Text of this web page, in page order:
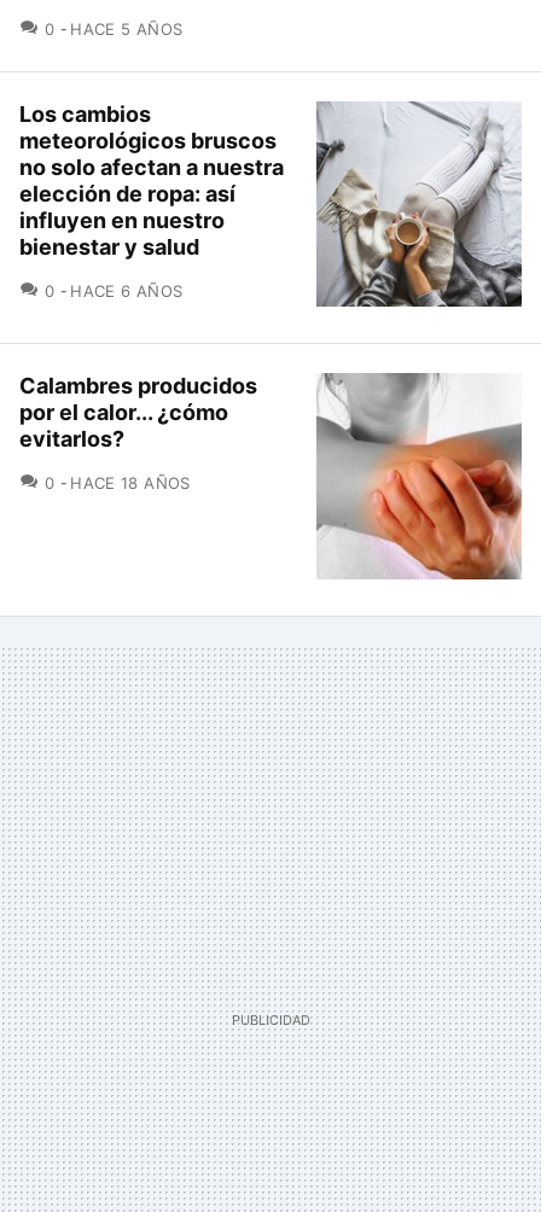
0 COMENTARIOS
HACE 5 AÑOS
Los cambios
meteorológicos bruscos
no solo afectan a nuestra
elección de ropa: así
influyen en nuestro
bienestar y salud
0 COMENTARIOS
HACE 6 AÑOS
Calambres producidos
por el calor... ¿cómo
evitarlos?
0 COMENTARIOS
HACE 18 AÑOS